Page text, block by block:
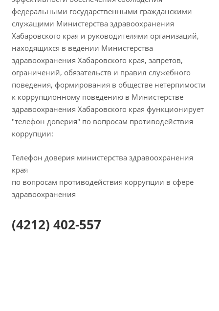
федеральными государственными гражданскими
служащими Министерства здравоохранения
Хабаровского края и руководителями организаций,
находящихся в ведении Министерства
здравоохранения Хабаровского края, запретов,
ограничений, обязательств и правил служебного
поведения, формирования в обществе нетерпимости
к коррупционному поведению в Министерстве
здравоохранения Хабаровского края функционирует
"телефон доверия" по вопросам противодействия
коррупции:
Телефон доверия министерства здравоохранения
края
по вопросам противодействия коррупции в сфере
здравоохранения
(4212) 402-557